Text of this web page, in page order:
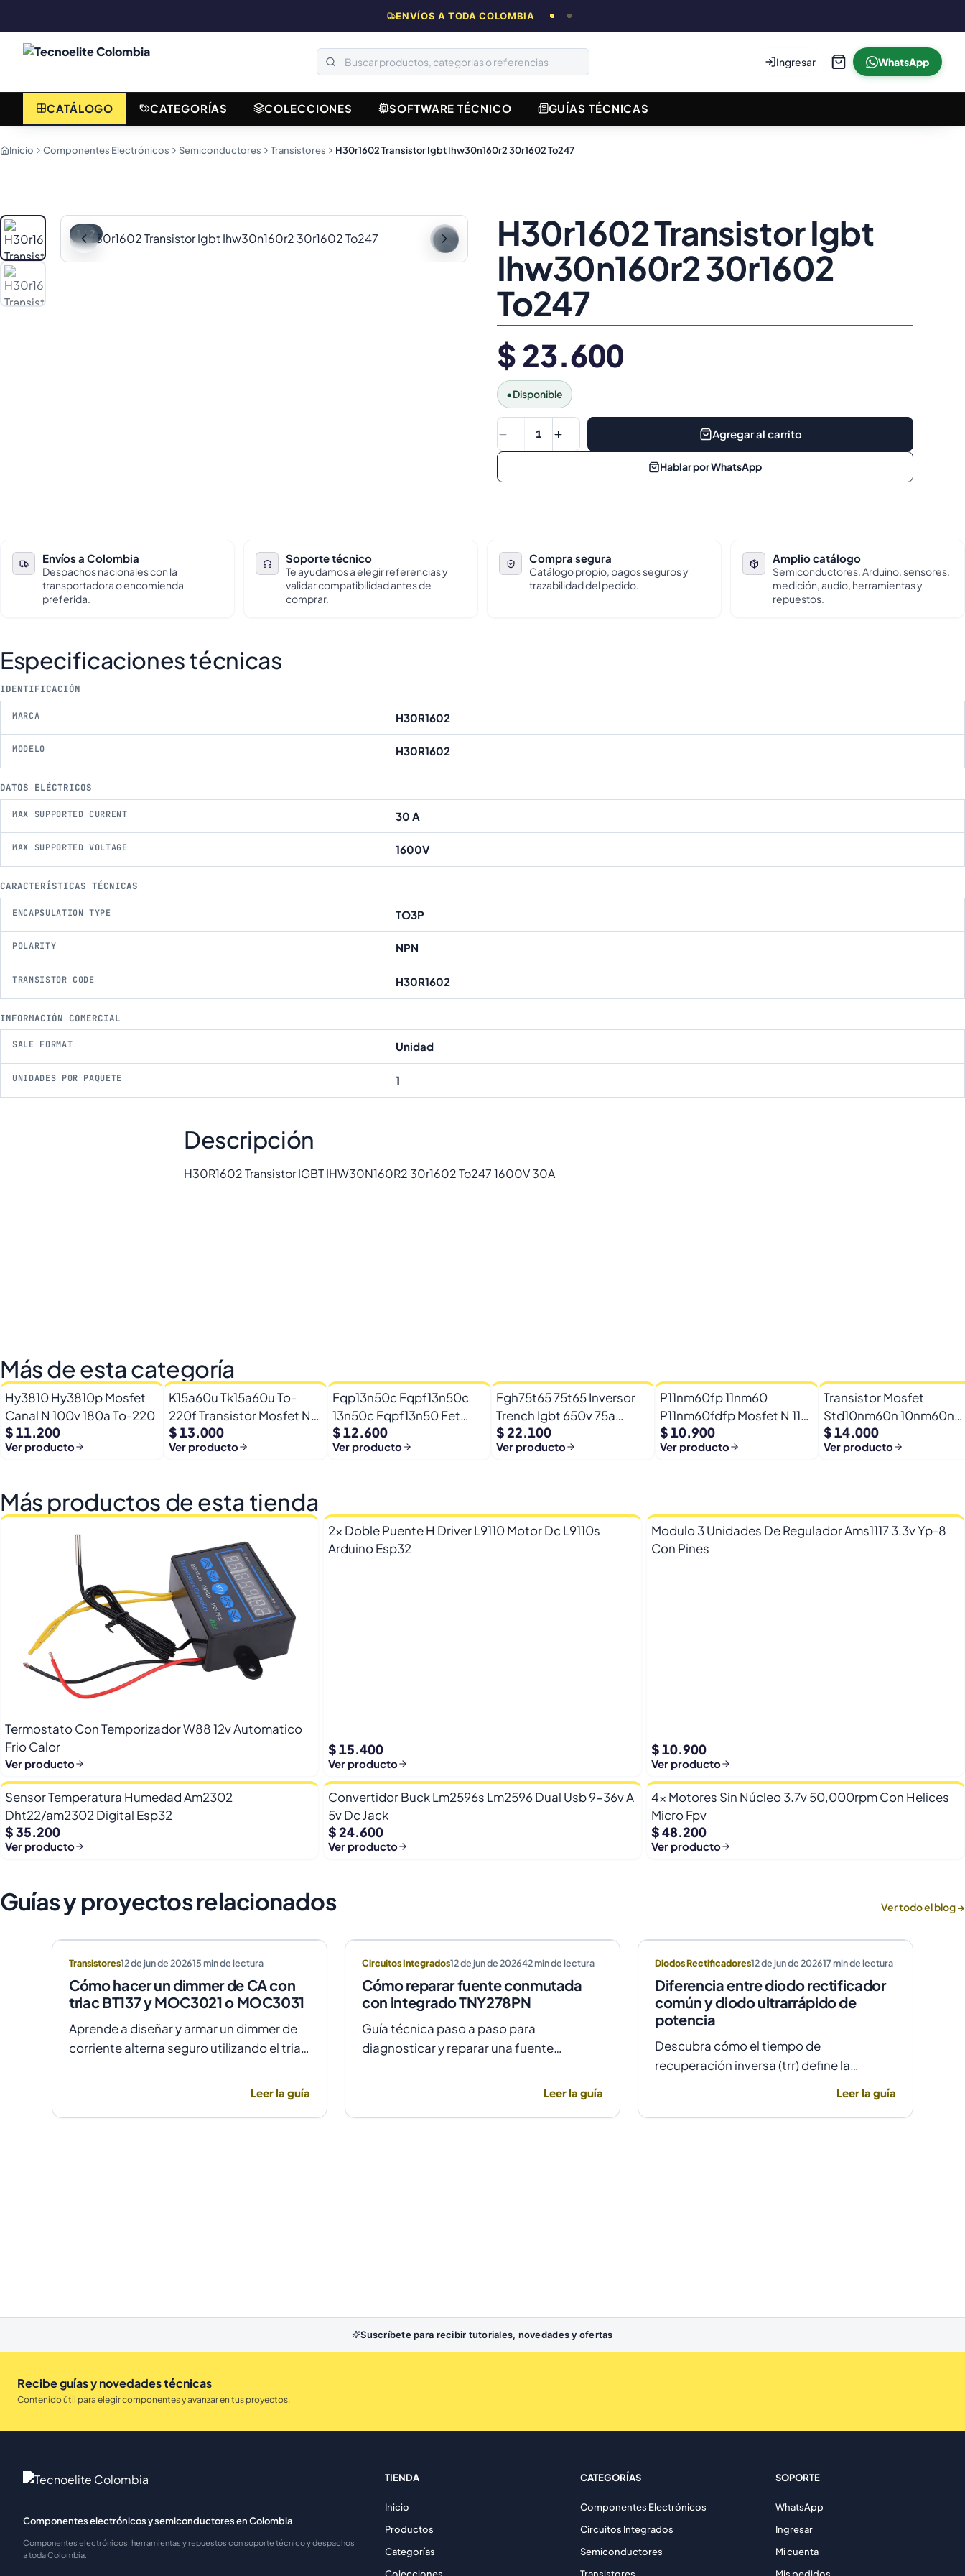
ENVÍOS A TODA COLOMBIA
Ingresar WhatsApp
CATÁLOGO CATEGORÍAS COLECCIONES SOFTWARE TÉCNICO GUÍAS TÉCNICAS
Inicio Componentes Electrónicos Semiconductores Transistores H30r1602 Transistor Igbt Ihw30n160r2 30r1602 To247
1 / 2
H30r1602 Transistor Igbt
Ihw30n160r2 30r1602
To247
$ 23.600
•Disponible
1 Agregar al carrito
Hablar por WhatsApp
Envíos a Colombia
Despachos nacionales con la
transportadora o encomienda
preferida.
Soporte técnico
Te ayudamos a elegir referencias y
validar compatibilidad antes de
comprar.
Compra segura
Catálogo propio, pagos seguros y
trazabilidad del pedido.
Amplio catálogo
Semiconductores, Arduino, sensores,
medición, audio, herramientas y
repuestos.
Especificaciones técnicas
IDENTIFICACIÓN
MARCA H30R1602
MODELO H30R1602
DATOS ELÉCTRICOS
MAX SUPPORTED CURRENT 30 A
MAX SUPPORTED VOLTAGE 1600V
CARACTERÍSTICAS TÉCNICAS
ENCAPSULATION TYPE TO3P
POLARITY NPN
TRANSISTOR CODE H30R1602
INFORMACIÓN COMERCIAL
SALE FORMAT Unidad
UNIDADES POR PAQUETE 1
Descripción
H30R1602 Transistor IGBT IHW30N160R2 30r1602 To247 1600V 30A
Más de esta categoría
Hy3810 Hy3810p Mosfet
Canal N 100v 180a To-220
$ 11.200
Ver producto
K15a60u Tk15a60u To-
220f Transistor Mosfet N
600v 15a
$ 13.000
Ver producto
Fqp13n50c Fqpf13n50c
13n50c Fqpf13n50 Fet
500v 13a 0,39ohm
$ 12.600
Ver producto
Fgh75t65 75t65 Inversor
Trench Igbt 650v 75a
Fgh75t65upd
$ 22.100
Ver producto
P11nm60fp 11nm60
P11nm60fdfp Mosfet N 11a
600vto-220f
$ 10.900
Ver producto
Transistor Mosfet
Std10nm60n 10nm60n
10nm6 600v 8a To-252
$ 14.000
Ver producto
Más productos de esta tienda
Termostato Con Temporizador W88 12v Automatico
Frio Calor
Ver producto
2x Doble Puente H Driver L9110 Motor Dc L9110s
Arduino Esp32
$ 15.400
Ver producto
Modulo 3 Unidades De Regulador Ams1117 3.3v Yp-8
Con Pines
$ 10.900
Ver producto
Sensor Temperatura Humedad Am2302
Dht22/am2302 Digital Esp32
$ 35.200
Ver producto
Convertidor Buck Lm2596s Lm2596 Dual Usb 9-36v A
5v Dc Jack
$ 24.600
Ver producto
4x Motores Sin Núcleo 3.7v 50,000rpm Con Helices
Micro Fpv
$ 48.200
Ver producto
Guías y proyectos relacionados Ver todo el blog →
Transistores12 de jun de 202615min de lectura
Cómo hacer un dimmer de CA con
triac BT137 y MOC3021 o MOC3031
Aprende a diseñar y armar un dimmer de
corriente alterna seguro utilizando el triac
MOC3031 para un control de fase preciso
Leer la guía
Circuitos Integrados12 de jun de 202642min de lectura
Cómo reparar fuente conmutada
con integrado TNY278PN
Guía técnica paso a paso para
diagnosticar y reparar una fuente
cuando no arranca o parpadea, evitando
Leer la guía
Diodos Rectificadores12 de jun de 202617min de lectura
Diferencia entre diodo rectificador
común y diodo ultrarrápido de
potencia
Descubra cómo el tiempo de
recuperación inversa (trr) define la
fallas por temperatura en alta frecuencia.
Leer la guía
Suscríbete para recibir tutoriales, novedades y ofertas
Recibe guías y novedades técnicas
Contenido útil para elegir componentes y avanzar en tus proyectos.
Componentes electrónicos y semiconductores en Colombia
Componentes electrónicos, herramientas y repuestos con soporte técnico y despachos
a toda Colombia.
TIENDA
Inicio
Productos
Categorías
CATEGORÍAS
Componentes Electrónicos
Circuitos Integrados
Semiconductores
SOPORTE
WhatsApp
Ingresar
Mi cuenta